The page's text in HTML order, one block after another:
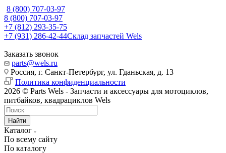
8 (800) 707-03-97
8 (800) 707-03-97
+7 (812) 293-35-75
+7 (931) 286-42-44Склад запчастей Wels
Заказать звонок
parts@wels.ru
Россия, г. Санкт-Петербург, ул. Гданьская, д. 13
Политика конфиденциальности
2026 © Parts Wels - Запчасти и аксессуары для мотоциклов,
питбайков, квадрациклов Wels
Найти
Каталог
По всему сайту
По каталогу